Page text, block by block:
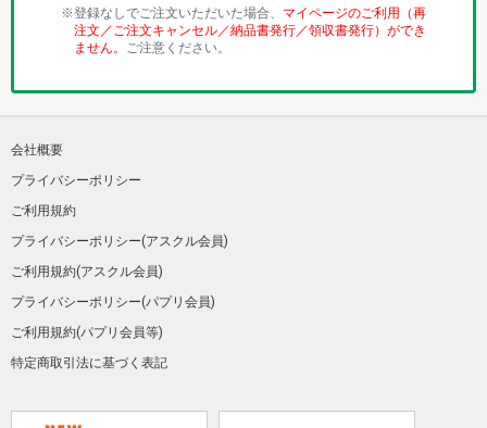
登録なしでご注文いただいた場合、 マイページのご利用（再
注文／ご注文キャンセル／納品書発行／領収書発行）ができ
ません。 ご注意ください。
会社概要
プライバシーポリシー
ご利用規約
プライバシーポリシー(アスクル会員)
ご利用規約(アスクル会員)
プライバシーポリシー(パプリ会員)
ご利用規約(パプリ会員等)
特定商取引法に基づく表記